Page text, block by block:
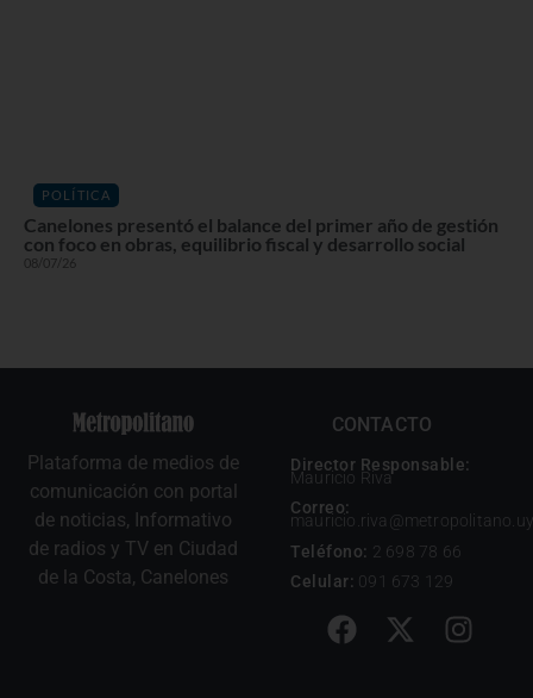
POLÍTICA
Canelones presentó el balance del primer año de gestión
con foco en obras, equilibrio fiscal y desarrollo social
08/07/26
Plataforma de medios de
comunicación con portal
de noticias, Informativo
de radios y TV en Ciudad
de la Costa, Canelones
CONTACTO
Director Responsable:
Mauricio Riva
Correo:
mauricio.riva@metropolitano.uy
Teléfono: 2 698 78 66
Celular: 091 673 129